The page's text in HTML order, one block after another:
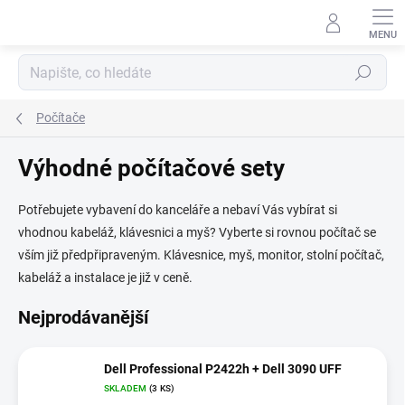
Hledat
Počítače
Výhodné počítačové sety
Potřebujete vybavení do kanceláře a nebaví Vás vybírat si
vhodnou kabeláž, klávesnici a myš? Vyberte si rovnou počítač se
vším již předpřipraveným. Klávesnice, myš, monitor, stolní počítač,
kabeláž a instalace je již v ceně.
Nejprodávanější
Dell Professional P2422h + Dell 3090 UFF
SKLADEM (3 KS)